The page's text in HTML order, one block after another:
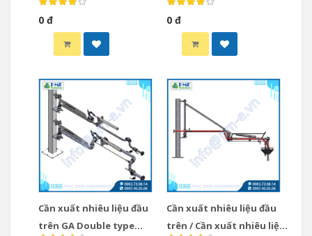
0 đ
Gasso Tây Ban Nha / Cần
xuất nhiêu liệu loại Top
BA PTFE Lined type Gasso
Tây Ban Nha
0 đ
Cần xuất nhiêu liệu đầu
trên GA Double type
Cần xuất nhiêu liệu đầu
trên / Cần xuất nhiêu liệu